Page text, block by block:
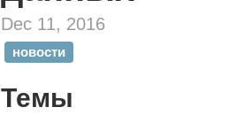
Dec 11, 2016
новости
Темы